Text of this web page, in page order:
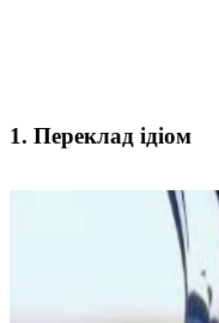
1. Переклад ідіом